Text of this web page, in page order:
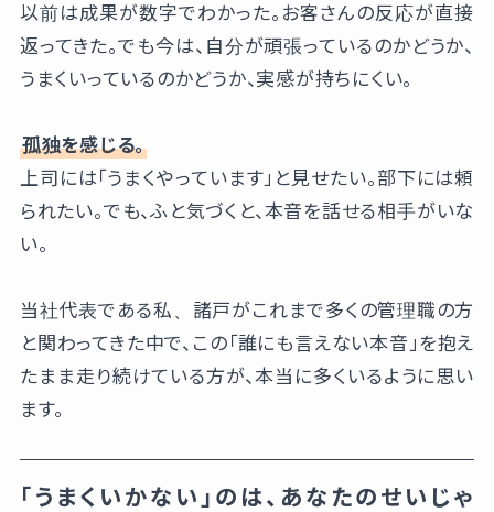
以前は成果が数字でわかった。お客さんの反応が直接
返ってきた。でも今は、自分が頑張っているのかどうか、
うまくいっているのかどうか、実感が持ちにくい。
孤独を感じる。
上司には「うまくやっています」と見せたい。部下には頼
られたい。でも、ふと気づくと、本音を話せる相手がいな
い。
当社代表である私、諸戸がこれまで多くの管理職の方
と関わってきた中で、この「誰にも言えない本音」を抱え
たまま走り続けている方が、本当に多くいるように思い
ます。
「うまくいかない」のは、あなたのせいじゃ